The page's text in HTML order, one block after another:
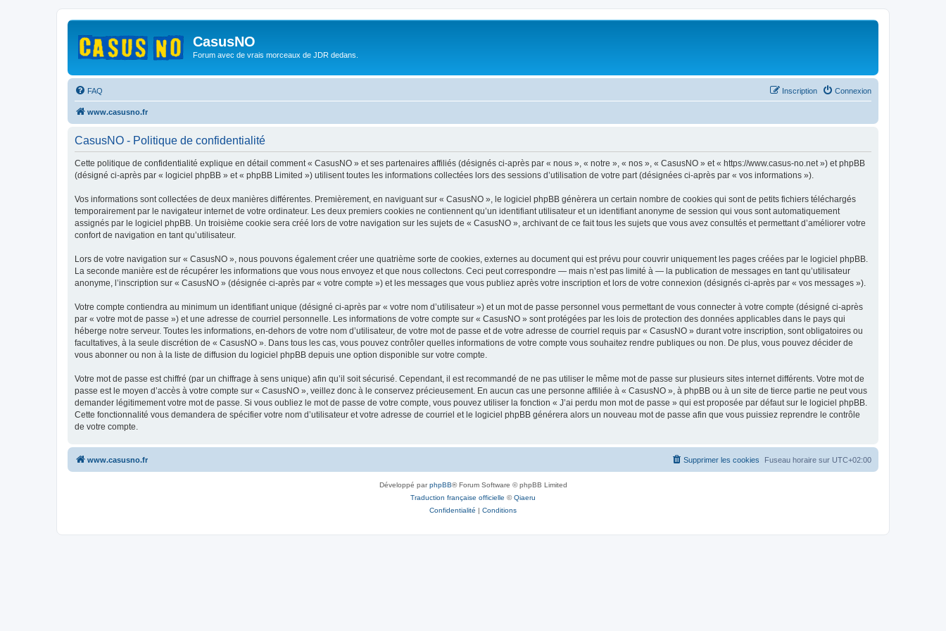
CasusNO
Forum avec de vrais morceaux de JDR dedans.
FAQ Connexion
Inscription
www.casusno.fr
CasusNO - Politique de confidentialité
Cette politique de confidentialité explique en détail comment « CasusNO » et ses partenaires affiliés (désignés ci-après par « nous », « notre », « nos », « CasusNO » et « https://www.casus-no.net ») et phpBB
(désigné ci-après par « logiciel phpBB » et « phpBB Limited ») utilisent toutes les informations collectées lors des sessions d’utilisation de votre part (désignées ci-après par « vos informations »).
Vos informations sont collectées de deux manières différentes. Premièrement, en naviguant sur « CasusNO », le logiciel phpBB génèrera un certain nombre de cookies qui sont de petits fichiers téléchargés
temporairement par le navigateur internet de votre ordinateur. Les deux premiers cookies ne contiennent qu’un identifiant utilisateur et un identifiant anonyme de session qui vous sont automatiquement
assignés par le logiciel phpBB. Un troisième cookie sera créé lors de votre navigation sur les sujets de « CasusNO », archivant de ce fait tous les sujets que vous avez consultés et permettant d’améliorer votre
confort de navigation en tant qu’utilisateur.
Lors de votre navigation sur « CasusNO », nous pouvons également créer une quatrième sorte de cookies, externes au document qui est prévu pour couvrir uniquement les pages créées par le logiciel phpBB.
La seconde manière est de récupérer les informations que vous nous envoyez et que nous collectons. Ceci peut correspondre — mais n’est pas limité à — la publication de messages en tant qu’utilisateur
anonyme, l’inscription sur « CasusNO » (désignée ci-après par « votre compte ») et les messages que vous publiez après votre inscription et lors de votre connexion (désignés ci-après par « vos messages »).
Votre compte contiendra au minimum un identifiant unique (désigné ci-après par « votre nom d’utilisateur ») et un mot de passe personnel vous permettant de vous connecter à votre compte (désigné ci-après
par « votre mot de passe ») et une adresse de courriel personnelle. Les informations de votre compte sur « CasusNO » sont protégées par les lois de protection des données applicables dans le pays qui
héberge notre serveur. Toutes les informations, en-dehors de votre nom d’utilisateur, de votre mot de passe et de votre adresse de courriel requis par « CasusNO » durant votre inscription, sont obligatoires ou
facultatives, à la seule discrétion de « CasusNO ». Dans tous les cas, vous pouvez contrôler quelles informations de votre compte vous souhaitez rendre publiques ou non. De plus, vous pouvez décider de
vous abonner ou non à la liste de diffusion du logiciel phpBB depuis une option disponible sur votre compte.
Votre mot de passe est chiffré (par un chiffrage à sens unique) afin qu’il soit sécurisé. Cependant, il est recommandé de ne pas utiliser le même mot de passe sur plusieurs sites internet différents. Votre mot de
passe est le moyen d’accès à votre compte sur « CasusNO », veillez donc à le conservez précieusement. En aucun cas une personne affiliée à « CasusNO », à phpBB ou à un site de tierce partie ne peut vous
demander légitimement votre mot de passe. Si vous oubliez le mot de passe de votre compte, vous pouvez utiliser la fonction « J’ai perdu mon mot de passe » qui est proposée par défaut sur le logiciel phpBB.
Cette fonctionnalité vous demandera de spécifier votre nom d’utilisateur et votre adresse de courriel et le logiciel phpBB générera alors un nouveau mot de passe afin que vous puissiez reprendre le contrôle
de votre compte.
www.casusno.fr Fuseau horaire sur UTC+02:00
Supprimer les cookies
Développé parphpBB® Forum Software © phpBB Limited
Traduction française officielle ©Qiaeru
Confidentialité | Conditions